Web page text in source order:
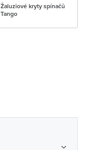
Žaluziové kryty spínačů
Tango